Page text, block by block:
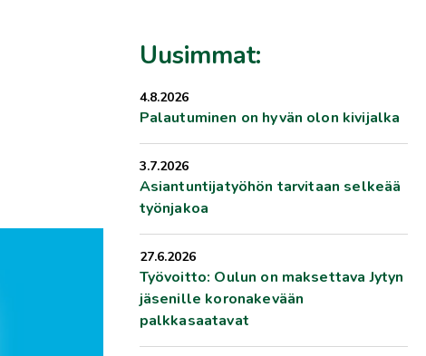
Uusimmat:
4.8.2026
Palautuminen on hyvän olon kivijalka
3.7.2026
Asiantuntijatyöhön tarvitaan selkeää
työnjakoa
27.6.2026
Työvoitto: Oulun on maksettava Jytyn
jäsenille koronakevään
palkkasaatavat